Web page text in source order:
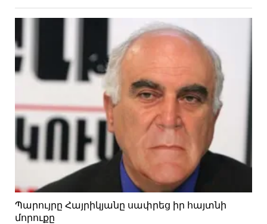
Պարույրը Հայրիկյանը սափրեց իր հայտնի
մորուքը